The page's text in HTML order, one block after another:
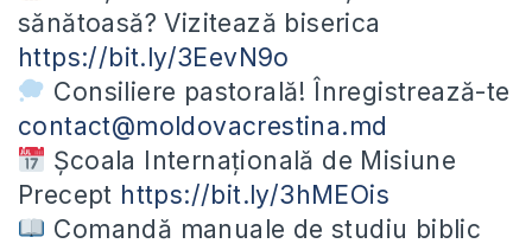
sănătoasă? Vizitează biserica
https://bit.ly/3EevN9o
Consiliere pastorală! Înregistrează-te
contact@moldovacrestina.md
Școala Internațională de Misiune
Precept https://bit.ly/3hMEOis
Comandă manuale de studiu biblic